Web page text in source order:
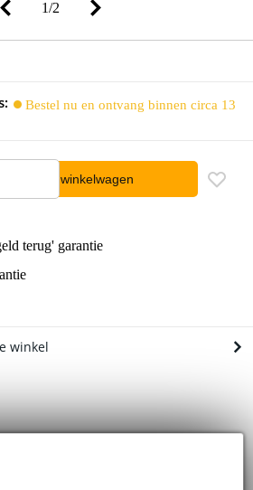
1/2
Bestel nu en ontvang binnen circa 13
In winkelwagen
terug' garantie
winkel
- AW6082 T6 aluminium, rolpennen -